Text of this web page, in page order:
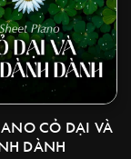
CỎ DẠI VÀ
DÀNH